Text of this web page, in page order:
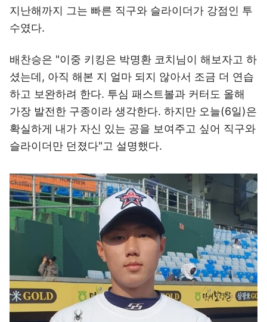
지난해까지 그는 빠른 직구와 슬라이더가 강점인 투
수였다.
배찬승은 "이중 키킹은 박명환 코치님이 해보자고 하
셨는데, 아직 해본 지 얼마 되지 않아서 조금 더 연습
하고 보완하려 한다. 투심 패스트볼과 커터도 올해
가장 발전한 구종이라 생각한다. 하지만 오늘(6일)은
확실하게 내가 자신 있는 공을 보여주고 싶어 직구와
슬라이더만 던졌다"고 설명했다.